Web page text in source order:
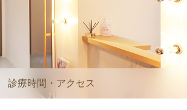
診療時間・アクセス